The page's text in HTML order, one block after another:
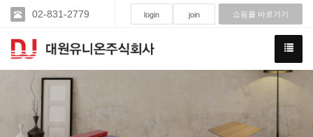
02-831-2779 login join 쇼핑몰 바로가기